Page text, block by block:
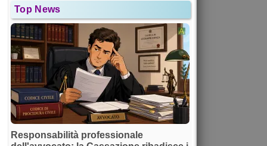
Top News
Responsabilità professionale